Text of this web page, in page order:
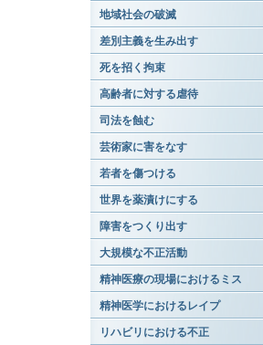
地域社会の破滅
差別主義を生み出す
死を招く拘束
高齢者に対する虐待
司法を蝕む
芸術家に害をなす
若者を傷つける
世界を薬漬けにする
障害をつくり出す
大規模な不正活動
精神医療の現場におけるミス
精神医学におけるレイプ
リハビリにおける不正